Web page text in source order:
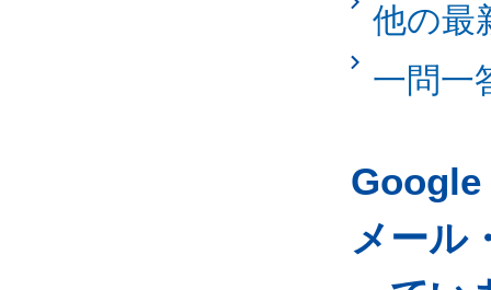
他の最
一問一
Google
メール